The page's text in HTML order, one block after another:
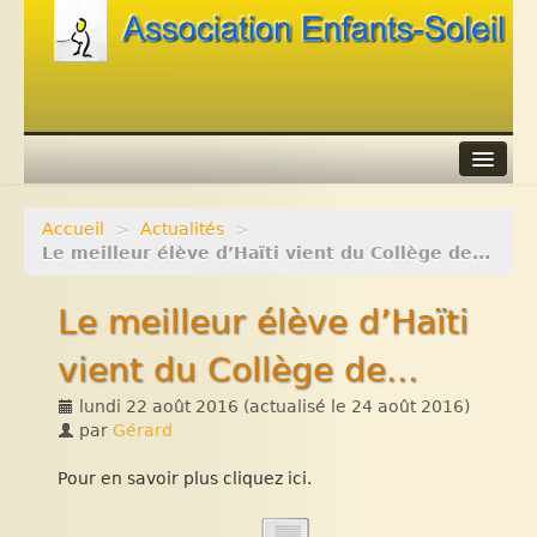
Agenda
Accueil > Actualités
>
Le meilleur élève d’Haïti vient du Collège de...
Le meilleur élève d’Haïti
vient du Collège de...
lundi 22 août 2016 (actualisé le 24 août 2016)
par Gérard
Pour en savoir plus cliquez ici.